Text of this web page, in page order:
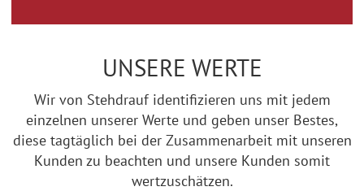
UNSERE WERTE
Wir von Stehdrauf identifizieren uns mit jedem
einzelnen unserer Werte und geben unser Bestes,
diese tagtäglich bei der Zusammenarbeit mit unseren
Kunden zu beachten und unsere Kunden somit
wertzuschätzen.